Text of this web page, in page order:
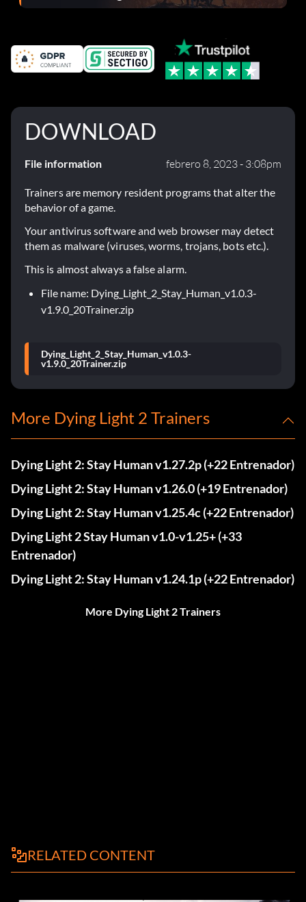
el parche 1.0.4
DOWNLOAD
File information febrero 8, 2023 - 3:08pm
Trainers are memory resident programs that alter the
behavior of a game.
Your antivirus software and web browser may detect
them as malware (viruses, worms, trojans, bots etc.).
This is almost always a false alarm.
File name: Dying_Light_2_Stay_Human_v1.0.3-
v1.9.0_20Trainer.zip
Dying_Light_2_Stay_Human_v1.0.3-
v1.9.0_20Trainer.zip
More Dying Light 2 Trainers
Dying Light 2: Stay Human v1.27.2p (+22 Entrenador)
Dying Light 2: Stay Human v1.26.0 (+19 Entrenador)
Dying Light 2: Stay Human v1.25.4c (+22 Entrenador)
Dying Light 2 Stay Human v1.0-v1.25+ (+33
Entrenador)
Dying Light 2: Stay Human v1.24.1p (+22 Entrenador)
More Dying Light 2 Trainers
RELATED CONTENT